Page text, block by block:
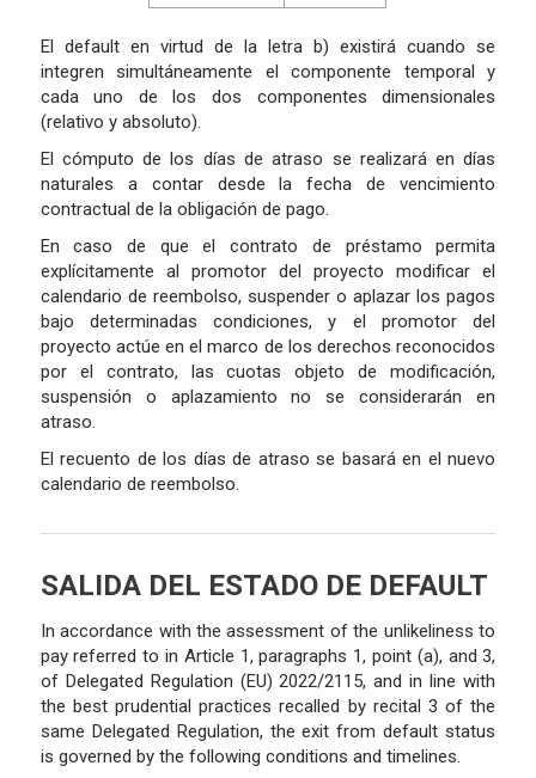
El default en virtud de la letra b) existirá cuando se
integren simultáneamente el componente temporal y
cada uno de los dos componentes dimensionales
(relativo y absoluto).
El cómputo de los días de atraso se realizará en días
naturales a contar desde la fecha de vencimiento
contractual de la obligación de pago.
En caso de que el contrato de préstamo permita
explícitamente al promotor del proyecto modificar el
calendario de reembolso, suspender o aplazar los pagos
bajo determinadas condiciones, y el promotor del
proyecto actúe en el marco de los derechos reconocidos
por el contrato, las cuotas objeto de modificación,
suspensión o aplazamiento no se considerarán en
atraso.
El recuento de los días de atraso se basará en el nuevo
calendario de reembolso.
SALIDA DEL ESTADO DE DEFAULT
In accordance with the assessment of the unlikeliness to
pay referred to in Article 1, paragraphs 1, point (a), and 3,
of Delegated Regulation (EU) 2022/2115, and in line with
the best prudential practices recalled by recital 3 of the
same Delegated Regulation, the exit from default status
is governed by the following conditions and timelines.